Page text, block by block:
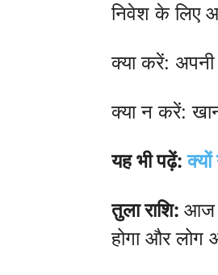
निवेश के लिए
क्या करें: अपनी
क्या न करें:
यह भी पढ़ें:
तुला राशि: आज
होगा और लोग